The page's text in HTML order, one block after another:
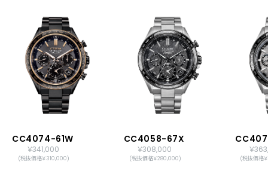
CC4074-61W
￥341,000
(税抜価格￥310,000)
CC4058-67X
￥308,000
(税抜価格￥280,000)
￥
(税抜価格